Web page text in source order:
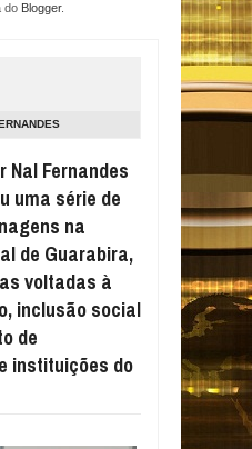
do Blogger.
MUNICIPAL DE
PAUTAS
E INSTITUIÇÕES DO
Nal Fernandes
uma série de
na
de Guarabira,
voltadas à
inclusão social
de
instituições do